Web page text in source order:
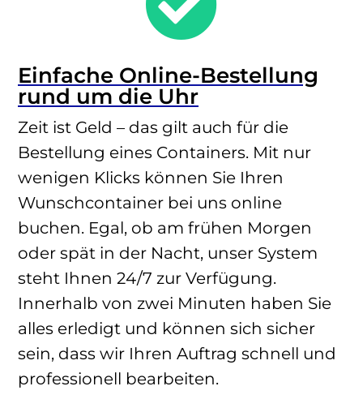
Einfache Online-Bestellung
rund um die Uhr
Zeit ist Geld – das gilt auch für die
Bestellung eines Containers. Mit nur
wenigen Klicks können Sie Ihren
Wunschcontainer bei uns online
buchen. Egal, ob am frühen Morgen
oder spät in der Nacht, unser System
steht Ihnen 24/7 zur Verfügung.
Innerhalb von zwei Minuten haben Sie
alles erledigt und können sich sicher
sein, dass wir Ihren Auftrag schnell und
professionell bearbeiten.